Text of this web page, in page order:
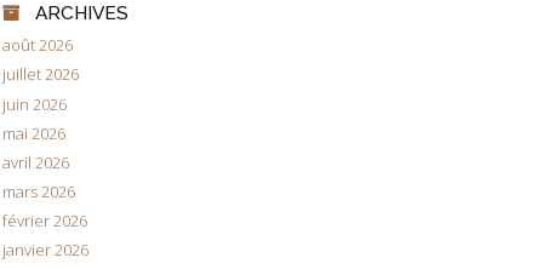
ARCHIVES
août 2026
juillet 2026
juin 2026
mai 2026
avril 2026
mars 2026
février 2026
janvier 2026